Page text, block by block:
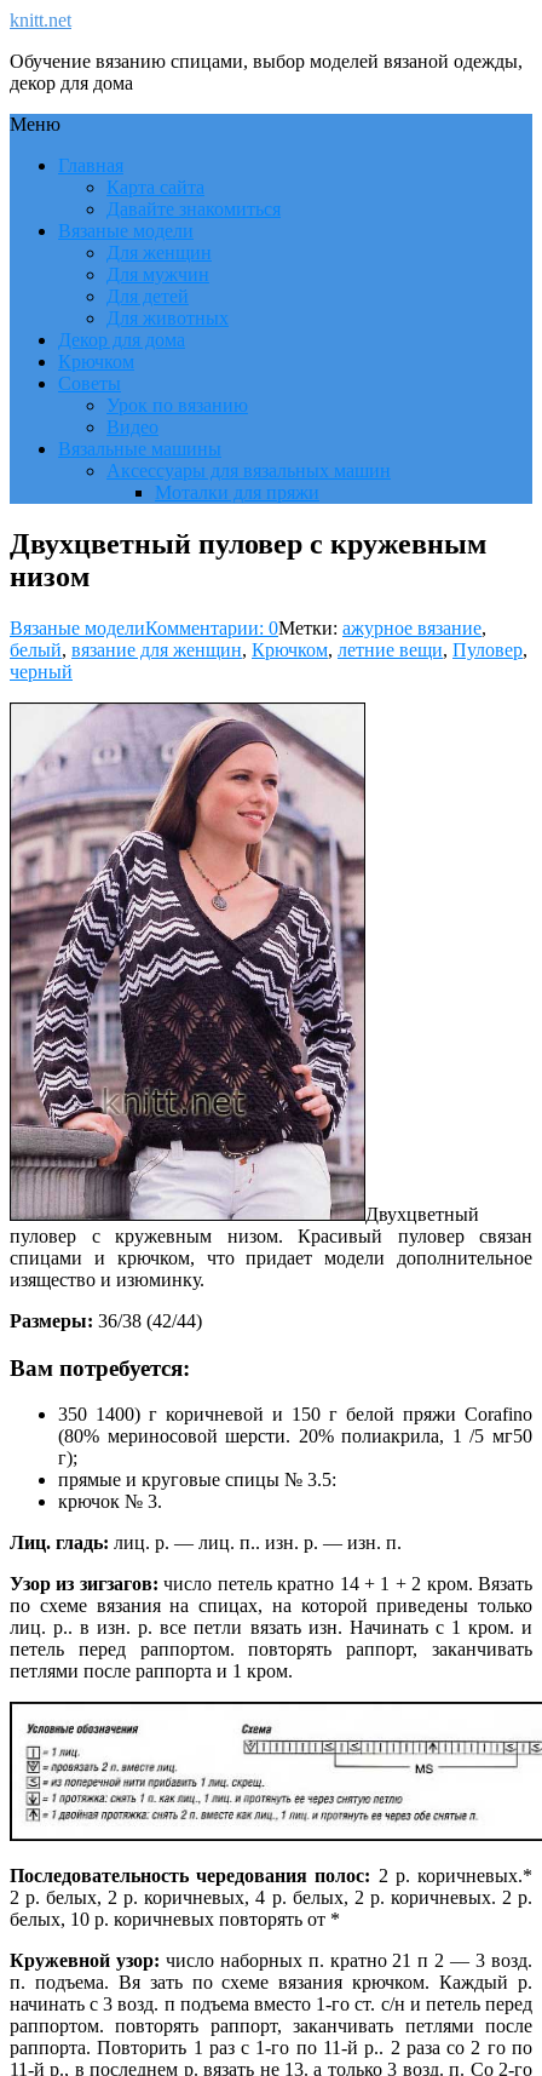
knitt.net
Обучение вязанию спицами, выбор моделей вязаной одежды,
декор для дома
Меню
Главная
Карта сайта
Давайте знакомиться
Вязаные модели
Для женщин
Для мужчин
Для детей
Для животных
Декор для дома
Крючком
Советы
Урок по вязанию
Видео
Вязальные машины
Аксессуары для вязальных машин
Моталки для пряжи
Двухцветный пуловер с кружевным
низом
Вязаные моделиКомментарии: 0Метки: ажурное вязание,
белый, вязание для женщин, Крючком, летние вещи, Пуловер,
черный
Двухцветный
пуловер с кружевным низом. Красивый пуловер связан
спицами и крючком, что придает модели дополнительное
изящество и изюминку.
Размеры: 36/38 (42/44)
Вам потребуется:
350 1400) г коричневой и 150 г белой пряжи Соrafino
(80% мериносовой шерсти. 20% полиакрила, 1 /5 мг50
г);
прямые и круговые спицы № 3.5:
крючок № 3.
Лиц. гладь: лиц. р. — лиц. п.. изн. р. — изн. п.
Узор из зигзагов: число петель кратно 14 + 1 + 2 кром. Вязать
по схеме вязания на спицах, на которой приведены только
лиц. р.. в изн. р. все петли вязать изн. Начинать с 1 кром. и
петель перед раппортом. повторять раппорт, заканчивать
петлями после раппорта и 1 кром.
Последовательность чередования полос: 2 р. коричневых.*
2 р. белых, 2 р. коричневых, 4 р. белых, 2 р. коричневых. 2 р.
белых, 10 р. коричневых повторять от *
Кружевной узор: число наборных п. кратно 21 п 2 — 3 возд.
п. подъема. Вя зать по схеме вязания крючком. Каждый р.
начинать с 3 возд. п подъема вместо 1-го ст. с/н и петель перед
раппортом. повторять раппорт, заканчивать петлями после
раппорта. Повторить 1 раз с 1-го по 11-й р.. 2 раза со 2 го по
11-й р., в последнем р. вязать не 13. а только 3 возд. п. Со 2-го